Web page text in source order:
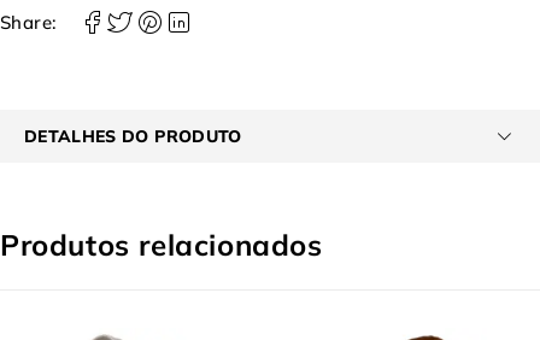
Share:
DETALHES DO PRODUTO
Produtos relacionados